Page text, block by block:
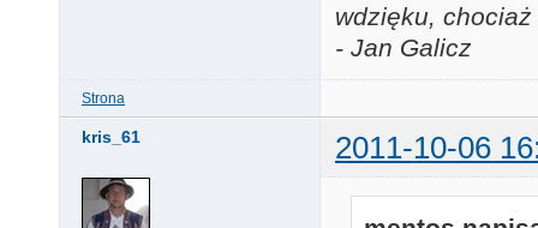
wdzięku,
- Jan Galicz
Strona
kris_61 2011-10-06